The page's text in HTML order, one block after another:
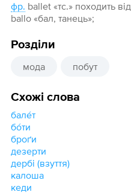
фр. ballet «тс.» походить від
ballo «бал, танець»;
Розділи
мода побут
Схожі слова
бале́т
бо́ти
броґи
дезерти
дербі (взуття)
калоша
кеди